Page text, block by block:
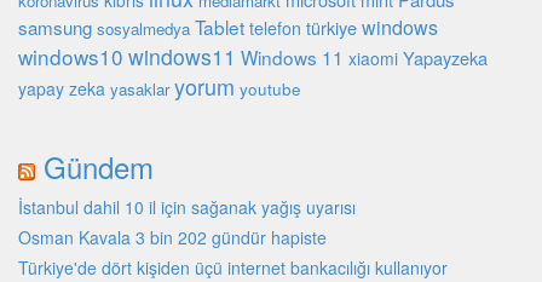
samsung sosyalmedya Tablet telefon türkiyewindows
windows10 windows11 Windows 11 xiaomi Yapayzeka
yapay zeka yasaklar yorum youtube
Gündem
İstanbul dahil 10 il için sağanak yağış uyarısı
Osman Kavala 3 bin 202 gündür hapiste
Türkiye'de dört kişiden üçü internet bankacılığı kullanıyor